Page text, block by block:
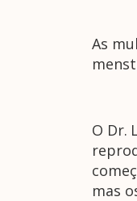
As
O Dr.
mas